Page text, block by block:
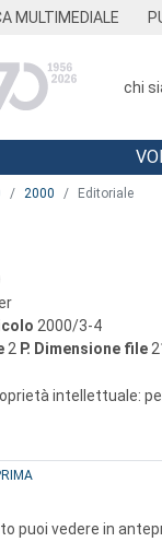
MULTIMEDIALE
chi
2000 Editoriale
2000/3-4
2 P. Dimensione file
intellettuale:
puoi vedere in